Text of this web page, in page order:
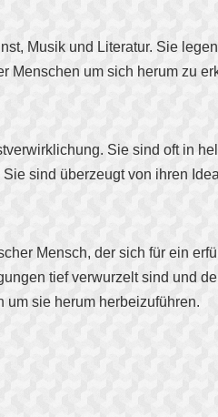
Musik und Literatur. Sie
um sich herum zu
Sie sind oft in
sind überzeugt von ihren
Mensch, der sich für ein
tief verwurzelt sind und
sie herum herbeizuführen.